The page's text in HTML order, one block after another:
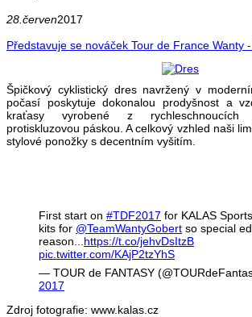
28.červen2017
Představuje se nováček Tour de France Wanty
Špičkový cyklistický dres navržený v
počasí poskytuje dokonalou prodyšnost a
kraťasy vyrobené z rychleschnoucích
protiskluzovou páskou. A celkový vzhled naši
stylové ponožky s decentním vyšitím.
First start on #TDF2017 for KALAS
kits for @TeamWantyGobert so special
reason... https://t.co/jehvDsItzB
pic.twitter.com/KAjP2tzYhS
— TOUR de FANTASY
2017
Zdroj fotografie: www.kalas.cz